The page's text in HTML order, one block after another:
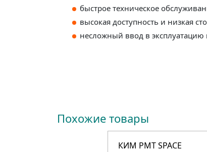
быстрое техническое
высокая доступность и низкая
несложный ввод в
Похожие товары
КИМ PMT SPACE